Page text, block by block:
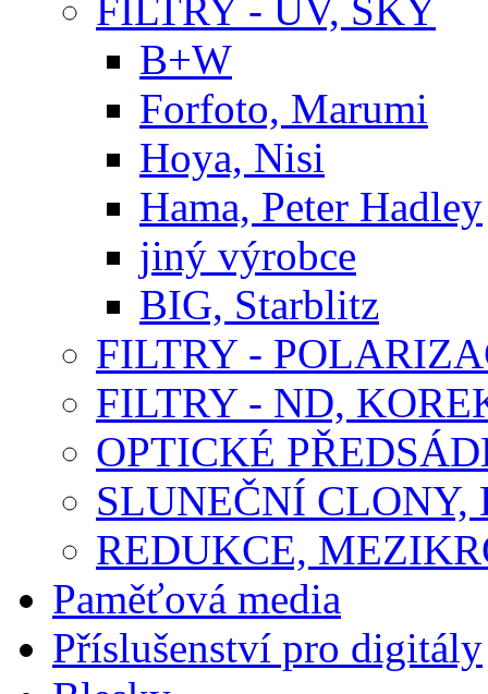
FILTRY - UV, SKY
B+W
Forfoto, Marumi
Hoya, Nisi
Hama, Peter Hadley
jiný výrobce
BIG, Starblitz
FILTRY -
FILTRY - ND,
OPTICKÉ
SLUNEČNÍ
REDUKCE,
Paměťová media
Příslušenství pro digitály